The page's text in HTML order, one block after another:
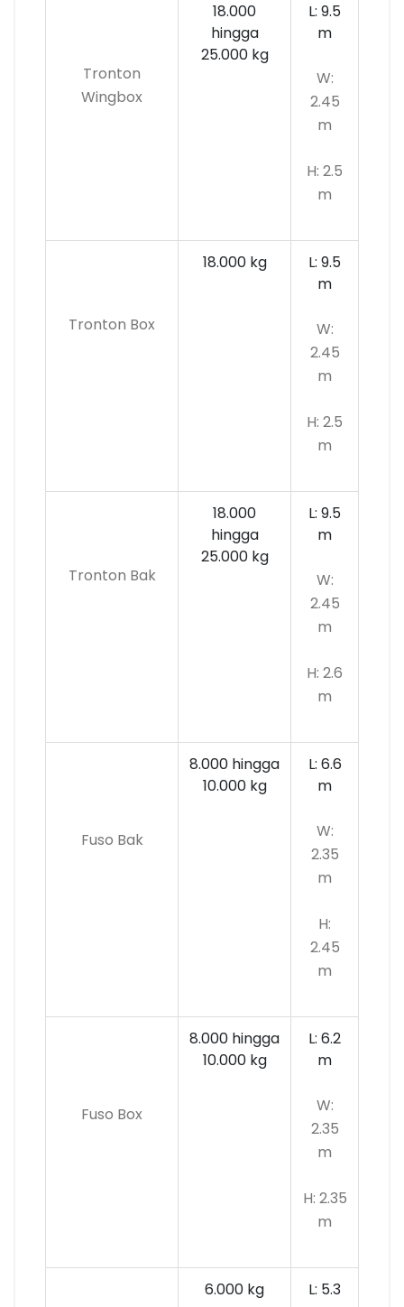
Tronton
Wingbox
18.000
hingga
25.000 kg
L: 9.5
m
W:
2.45
m
H: 2.5
m
Tronton Box
18.000 kg
L: 9.5
m
W:
2.45
m
H: 2.5
m
Tronton Bak
18.000
hingga
25.000 kg
L: 9.5
m
W:
2.45
m
H: 2.6
m
Fuso Bak
8.000 hingga
10.000kg
L: 6.6
m
W:
2.35
m
H:
2.45
m
Fuso Box
8.000 hingga
10.000 kg
L: 6.2
m
W:
2.35
m
H: 2.35
m
6.000 kg
L: 5.3